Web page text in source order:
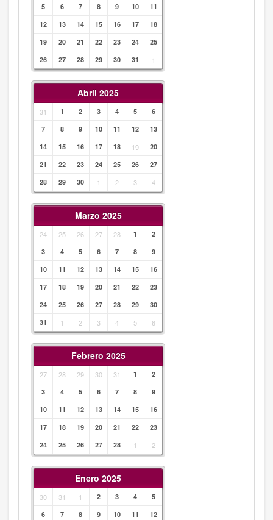
5 6 7 8 9 10
11
12
13 14 15 16 17
18
19
20 21 22 23 24
25
26
27 28 29 30 31 1
Abril 2025
31 1 2 3 4 5
6
7
8 9 10 11 12
13
14
15 16 17 18 19
20
21
22 23 24 25 26
27
28
29 30 1 2 3 4
Marzo 2025
24 25 26 27 28 1
2
3
4 5 6 7 8
9
10
11 12 13 14 15
16
17
18 19 20 21 22
23
24
25 26 27 28 29
30
31
1 2 3 4 5 6
Febrero 2025
27 28 29 30 31 1
2
3
4 5 6 7 8
9
10
11 12 13 14 15
16
17
18 19 20 21 22
23
24
25 26 27 28 1 2
Enero 2025
30 31 1 2 3 4
5
6
7 8 9 10 11
12